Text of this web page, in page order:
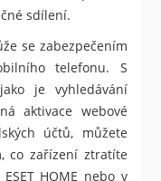
sdílení.
se zabezpečením
telefonu. S
je vyhledávání
aktivace webové
účtů, můžete
co zařízení ztratíte
HOME nebo v